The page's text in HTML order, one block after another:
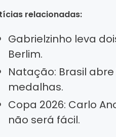
relacionadas:
Gabrielzinho leva
Berlim.
Natação: Brasil
medalhas.
Copa 2026: Carlo
não será fácil.